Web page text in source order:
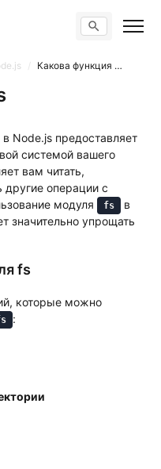
Поиск по сайту
Какова функция модуля fs?
Node.js предоставляет
системой вашего
вам читать,
другие операции с
модуля
fs
в
значительно упрощать
fs
которые можно
: